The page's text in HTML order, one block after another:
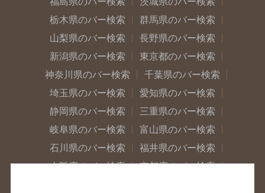
栃木県のバー検索
群馬県のバー検索
山梨県のバー検索
長野県のバー検索
新潟県のバー検索
東京都のバー検索
神奈川県のバー検索
千葉県のバー検索
埼玉県のバー検索
愛知県のバー検索
静岡県のバー検索
三重県のバー検索
岐阜県のバー検索
富山県のバー検索
石川県のバー検索
福井県のバー検索
大阪府のバー検索
京都府のバー検索